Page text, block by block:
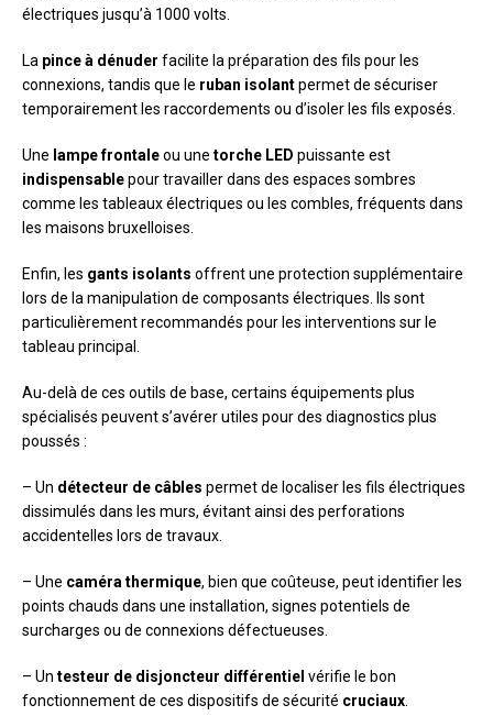
électriques jusqu’à 1000 volts.
La pince à dénuder facilite la préparation des fils pour les
connexions, tandis que le ruban isolantpermet de sécuriser
temporairement les raccordements ou d’isoler les fils exposés.
Une lampe frontaleou une torche LED puissante est
indispensablepour travailler dans des espaces sombres
comme les tableaux électriques ou les combles, fréquents dans
les maisons bruxelloises.
Enfin, les gants isolants offrent une protection supplémentaire
lors de la manipulation de composants électriques. Ils sont
particulièrement recommandés pour les interventions sur le
tableau principal.
Au-delà de ces outils de base, certains équipements plus
spécialisés peuvent s’avérer utiles pour des diagnostics plus
poussés :
– Un détecteur de câbles permet de localiser les fils électriques
dissimulés dans les murs, évitant ainsi des perforations
accidentelles lors de travaux.
– Une caméra thermique, bien que coûteuse, peut identifier les
points chauds dans une installation, signes potentiels de
surcharges ou de connexions défectueuses.
– Un testeur de disjoncteur différentiel vérifie le bon
fonctionnement de ces dispositifs de sécurité cruciaux